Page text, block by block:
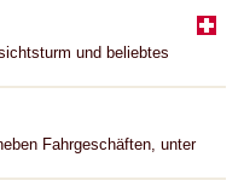
und beliebtes
Fahrgeschäften, unter